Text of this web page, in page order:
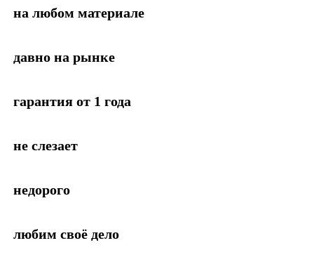
на любом материале
давно на рынке
гарантия от 1 года
не слезает
недорого
любим своё дело